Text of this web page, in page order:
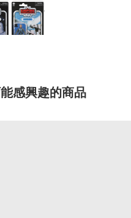
感興趣的商品